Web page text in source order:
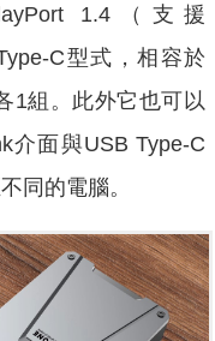
1.4（支援
C型式，相容於
1組。此外它也可以
介面與USB Type-C
同的電腦。